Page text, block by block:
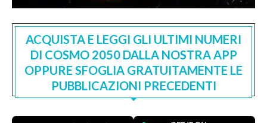
ACQUISTA E LEGGI GLI ULTIMI NUMERI
DI COSMO 2050 DALLA NOSTRA APP
OPPURE SFOGLIA GRATUITAMENTE LE
PUBBLICAZIONI PRECEDENTI